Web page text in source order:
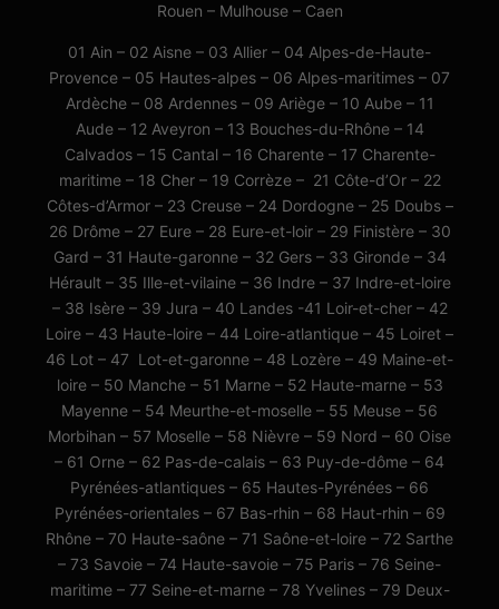
Rouen – Mulhouse – Caen
01 Ain – 02 Aisne – 03 Allier – 04 Alpes-de-Haute-
Provence – 05 Hautes-alpes – 06 Alpes-maritimes – 07
Ardèche – 08 Ardennes – 09 Ariège – 10 Aube – 11
Aude – 12 Aveyron – 13 Bouches-du-Rhône – 14
Calvados – 15 Cantal – 16 Charente – 17 Charente-
maritime – 18 Cher – 19 Corrèze – 21 Côte-d’Or – 22
Côtes-d’Armor – 23 Creuse – 24 Dordogne – 25 Doubs –
26 Drôme – 27 Eure – 28 Eure-et-loir – 29 Finistère – 30
Gard – 31 Haute-garonne – 32 Gers – 33 Gironde – 34
Hérault – 35 Ille-et-vilaine – 36 Indre – 37 Indre-et-loire
– 38 Isère – 39 Jura – 40 Landes -41 Loir-et-cher – 42
Loire – 43 Haute-loire – 44 Loire-atlantique – 45 Loiret –
46 Lot – 47 Lot-et-garonne – 48 Lozère – 49 Maine-et-
loire – 50 Manche – 51 Marne – 52 Haute-marne – 53
Mayenne – 54 Meurthe-et-moselle – 55 Meuse – 56
Morbihan – 57 Moselle – 58 Nièvre – 59 Nord – 60 Oise
– 61 Orne – 62 Pas-de-calais – 63 Puy-de-dôme – 64
Pyrénées-atlantiques – 65 Hautes-Pyrénées – 66
Pyrénées-orientales – 67 Bas-rhin – 68 Haut-rhin – 69
Rhône – 70 Haute-saône – 71 Saône-et-loire – 72 Sarthe
– 73 Savoie – 74 Haute-savoie – 75 Paris – 76 Seine-
maritime – 77 Seine-et-marne – 78 Yvelines – 79 Deux-